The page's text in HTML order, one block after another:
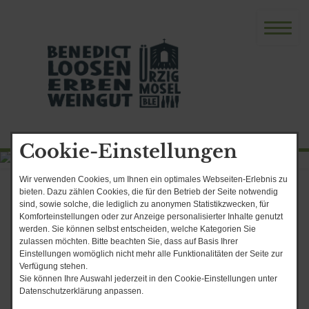
Cookie-Einstellungen
Wir verwenden Cookies, um Ihnen ein optimales Webseiten-Erlebnis zu
bieten. Dazu zählen Cookies, die für den Betrieb der Seite notwendig
sind, sowie solche, die lediglich zu anonymen Statistikzwecken, für
Komforteinstellungen oder zur Anzeige personalisierter Inhalte genutzt
werden. Sie können selbst entscheiden, welche Kategorien Sie
zulassen möchten. Bitte beachten Sie, dass auf Basis Ihrer
Einstellungen womöglich nicht mehr alle Funktionalitäten der Seite zur
Verfügung stehen.
Sie können Ihre Auswahl jederzeit in den Cookie-Einstellungen unter
Datenschutzerklärung anpassen.
Start
Derzeit sind keine Einträge vorhanden.
Weinbergswanderung mit
Winzerrast